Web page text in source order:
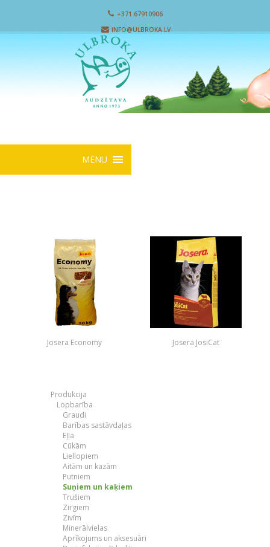
+371 67910906
INFO@ULBROKA.LV
MENU
Josera Economy Josera JosiCat
Produkcija
Lopbarība
Graudi
Barības sastāvdaļas
Eļļa
Cūkām
Liellopiem
Aitām un kazām
Putniem
Suņiem un kaķiem
Trušiem
Zirgiem
Zivīm
Minerālvielas
Aprīkojums un aksesuāri